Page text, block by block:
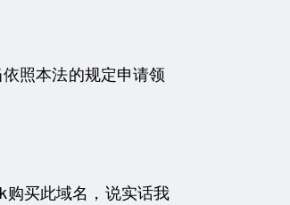
照本法的规定申请领
买此域名，说实话我